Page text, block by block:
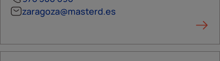
zaragoza@masterd.es